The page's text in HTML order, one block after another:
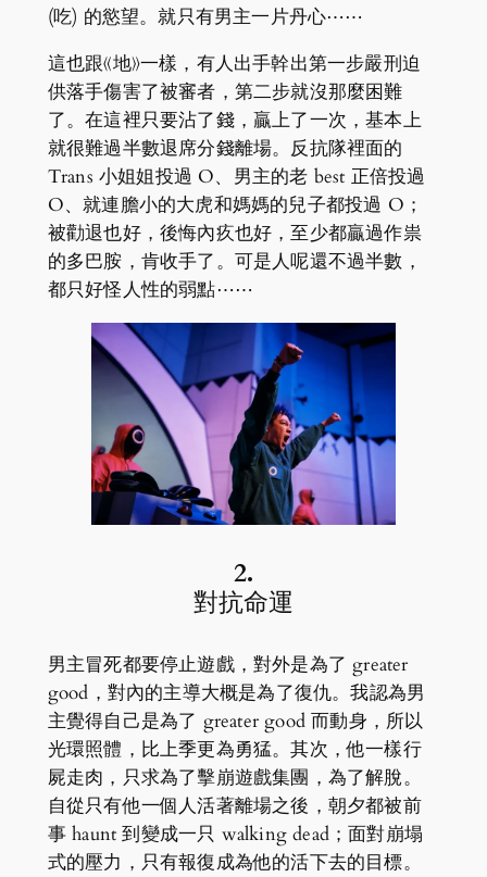
(吃) 的慾望。就只有男主一片丹心⋯⋯
這也跟《地》一樣，有人出手幹出第一步嚴刑迫
供落手傷害了被審者，第二步就沒那麼困難
了。在這裡只要沾了錢，贏上了一次，基本上
就很難過半數退席分錢離場。反抗隊裡面的
Trans 小姐姐投過 O、男主的老 best 正倍投過
O、就連膽小的大虎和媽媽的兒子都投過 O；
被勸退也好，後悔內疚也好，至少都贏過作祟
的多巴胺，肯收手了。可是人呢還不過半數，
都只好怪人性的弱點⋯⋯
2.
對抗命運
男主冒死都要停止遊戲，對外是為了 greater
good，對內的主導大概是為了復仇。我認為男
主覺得自己是為了 greater good 而動身，所以
光環照體，比上季更為勇猛。其次，他一樣行
屍走肉，只求為了擊崩遊戲集團，為了解脫。
自從只有他一個人活著離場之後，朝夕都被前
事 haunt 到變成一只 walking dead；面對崩塌
式的壓力，只有報復成為他的活下去的目標。